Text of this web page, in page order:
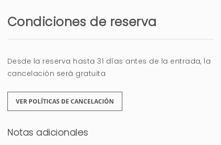
Vacaciones de ensueño
La piscina y la atención de ángeles para
La TV y mosquiteras en las ventanas
Condiciones de reserva
Desde la reserva hasta 31 días antes de la entrada, la
cancelación será gratuita
VER POLÍTICAS DE CANCELACIÓN
Notas adicionales